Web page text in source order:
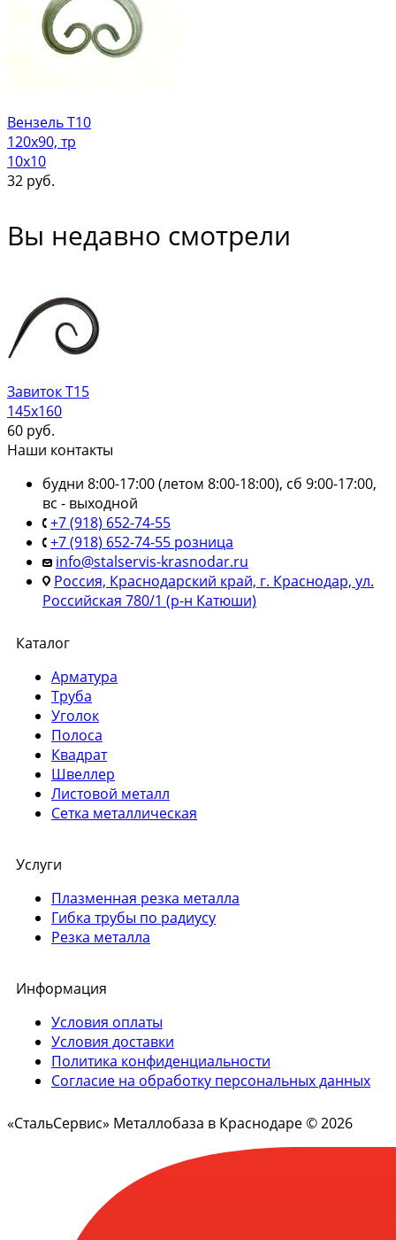
Вензель Т10
120х90, тр
10х10
32 руб.
Вы недавно смотрели
Завиток Т15
145х160
60 руб.
Наши контакты
будни 8:00-17:00 (летом 8:00-18:00), сб 9:00-17:00,
вс - выходной
+7 (918) 652-74-55
+7 (918) 652-74-55 розница
info@stalservis-krasnodar.ru
Россия, Краснодарский край, г. Краснодар, ул.
Российская 780/1 (р-н Катюши)
Каталог
Арматура
Труба
Уголок
Полоса
Квадрат
Швеллер
Листовой металл
Сетка металлическая
Услуги
Плазменная резка металла
Гибка трубы по радиусу
Резка металла
Информация
Условия оплаты
Условия доставки
Политика конфиденциальности
Согласие на обработку персональных данных
«СтальСервис» Металлобаза в Краснодаре © 2026